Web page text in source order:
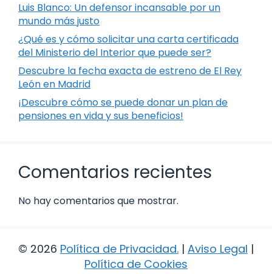
Luis Blanco: Un defensor incansable por un
mundo más justo
¿Qué es y cómo solicitar una carta certificada
del Ministerio del Interior que puede ser?
Descubre la fecha exacta de estreno de El Rey
León en Madrid
¡Descubre cómo se puede donar un plan de
pensiones en vida y sus beneficios!
Comentarios recientes
No hay comentarios que mostrar.
© 2026 Política de Privacidad. | Aviso Legal |
Política de Cookies